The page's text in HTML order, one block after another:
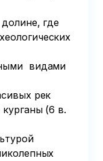
где
видами
рек
(6 в.